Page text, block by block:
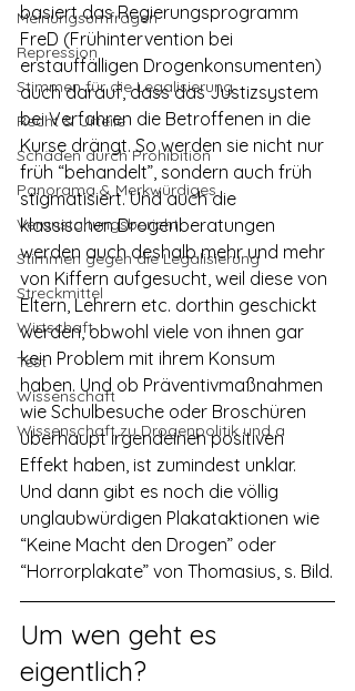
Meinungsumfragen
Repression
Stimmen für die Legalisierung
Recht & Urteile
Schäden durch Prohibition
Panorama & Merkwürdiges
Veranstaltungsbericht
Stimmen gegen die Legalisierung
Streckmittel
Wirtschaft
Test
Wissenschaft
Wissenschaft zu Drogenpolitik und a
basiert das Regierungsprogramm
FreD (Frühintervention bei
erstauffälligen Drogenkonsumenten)
auch darauf, dass das Justizsystem
bei Verfahren die Betroffenen in die
Kurse drängt. So werden sie nicht nur
früh “behandelt”, sondern auch früh
stigmatisiert. Und auch die
klassischen Drogenberatungen
werden auch deshalb mehr und mehr
von Kiffern aufgesucht, weil diese von
Eltern, Lehrern etc. dorthin geschickt
werden, obwohl viele von ihnen gar
kein Problem mit ihrem Konsum
haben. Und ob Präventivmaßnahmen
wie Schulbesuche oder Broschüren
überhaupt irgendeinen positiven
Effekt haben, ist zumindest unklar.
Und dann gibt es noch die völlig
unglaubwürdigen Plakataktionen wie
“Keine Macht den Drogen” oder
“Horrorplakate” von Thomasius, s. Bild.
Um wen geht es
eigentlich?